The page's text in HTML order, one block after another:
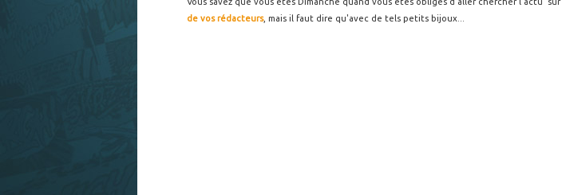
de vos rédacteurs, mais il faut dire qu'avec de tels petits bijoux...